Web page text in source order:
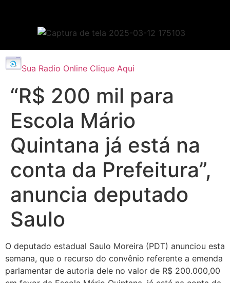
Sua Radio Online Clique Aqui
“R$ 200 mil para
Escola Mário
Quintana já está na
conta da Prefeitura”,
anuncia deputado
Saulo
O deputado estadual Saulo Moreira (PDT) anunciou esta
semana, que o recurso do convênio referente a emenda
parlamentar de autoria dele no valor de R$ 200.000,00